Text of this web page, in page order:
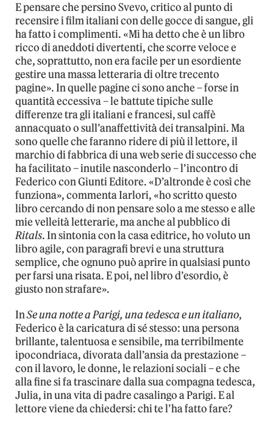
E pensare che persino Svevo, critico al punto di
recensire i film italiani con delle gocce di sangue, gli
ha fatto i complimenti. «Mi ha detto che è un libro
ricco di aneddoti divertenti, che scorre veloce e
che, soprattutto, non era facile per un esordiente
gestire una massa letteraria di oltre trecento
pagine». In quelle pagine ci sono anche – forse in
quantità eccessiva – le battute tipiche sulle
differenze tra gli italiani e francesi, sul caffè
annacquato o sull’anaffettività dei transalpini. Ma
sono quelle che faranno ridere di più il lettore, il
marchio di fabbrica di una web serie di successo che
ha facilitato – inutile nasconderlo – l’incontro di
Federico con Giunti Editore. «D’altronde è così che
funziona», commenta Iarlori, «ho scritto questo
libro cercando di non pensare solo a me stesso e alle
mie velleità letterarie, ma anche al pubblico di
Ritals. In sintonia con la casa editrice, ho voluto un
libro agile, con paragrafi brevi e una struttura
semplice, che ognuno può aprire in qualsiasi punto
per farsi una risata. E poi, nel libro d’esordio, è
giusto non strafare».
InSe una notte a Parigi, una tedesca e un italiano,
Federico è la caricatura di sé stesso: una persona
brillante, talentuosa e sensibile, ma terribilmente
ipocondriaca, divorata dall’ansia da prestazione –
con il lavoro, le donne, le relazioni sociali – e che
alla fine si fa trascinare dalla sua compagna tedesca,
Julia, in una vita di padre casalingo a Parigi. E al
lettore viene da chiedersi: chi te l’ha fatto fare?